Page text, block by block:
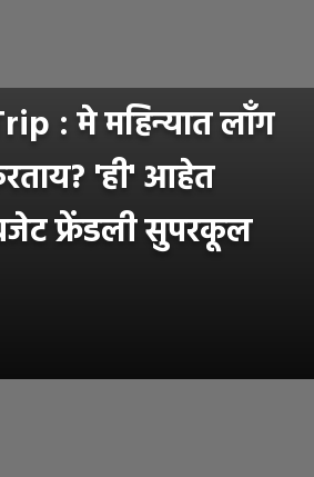
: मे महिन्यात लाँग
'ही' आहेत
फ्रेंडली सुपरकूल